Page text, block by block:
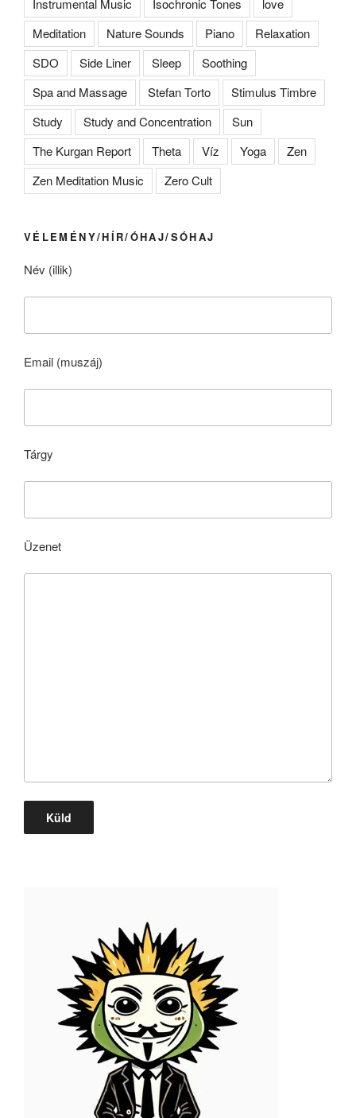
Instrumental Music Isochronic Tones
love
Meditation
Nature Sounds Piano
Relaxation
SDO
Side Liner Sleep
Soothing
Spa and Massage
Stefan Torto
Stimulus Timbre
Study
Study and Concentration
Sun
The Kurgan Report
Theta Víz Yoga
Zen
Zen Meditation Music
Zero Cult
VÉLEMÉNY/HÍR/ÓHAJ/SÓHAJ
Név (illik)
Email (muszáj)
Tárgy
Üzenet